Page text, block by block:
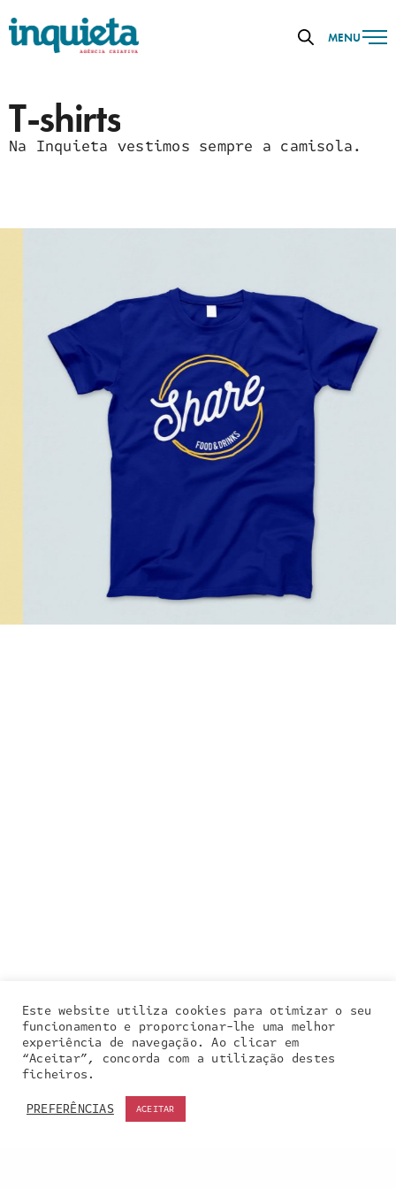
MENU
T-shirts
Na Inquieta vestimos sempre a camisola.
Este website utiliza cookies para otimizar o seu
funcionamento e proporcionar-lhe uma melhor
experiência de navegação. Ao clicar em
“Aceitar”, concorda com a utilização destes
ficheiros.
PREFERÊNCIAS
ACEITAR
Our site uses cookies. Learn more about our use of
cookies:cookie policy
ACCEPT